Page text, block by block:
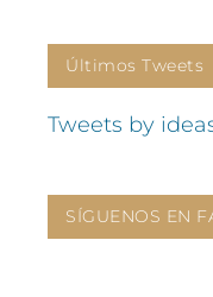
Últimos Tweets
Tweets by
SÍGUENOS EN